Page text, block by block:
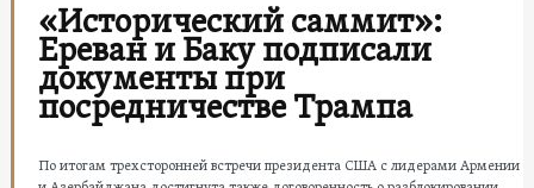
«Исторический саммит»:
Ереван и Баку подписали
документы при
посредничестве Трампа
По итогам трехсторонней встречи президента США с лидерами Армении